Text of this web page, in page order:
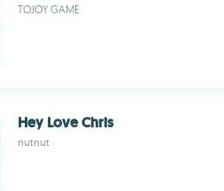
TOJOY GAME
Hey Love Chris
nutnut